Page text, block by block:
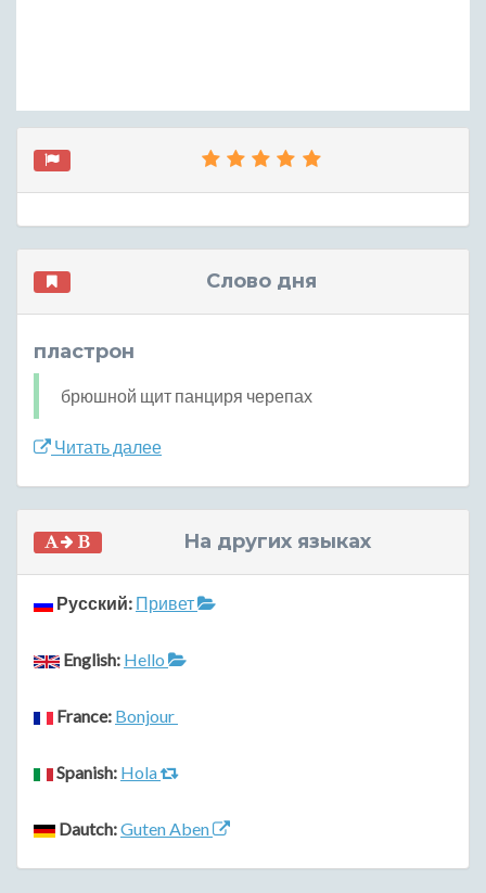
Слово дня
пластрон
брюшной щит панциря черепах
Читать далее
На других языках
Русский: Привет
English: Hello
France: Bonjour
Spanish: Hola
Dautch:Guten Aben